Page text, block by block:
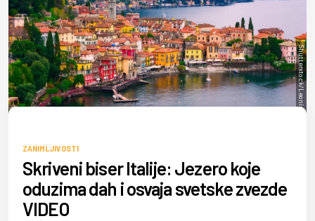
Shutterstock/Leonid Sorokin
ZANIMLJIVOSTI
Skriveni biser Italije: Jezero koje
oduzima dah i osvaja svetske zvezde
VIDEO